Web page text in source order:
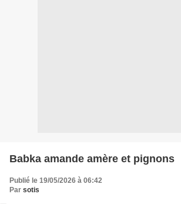
Babka amande amère et pignons
Publié le 19/05/2026 à 06:42
Par sotis